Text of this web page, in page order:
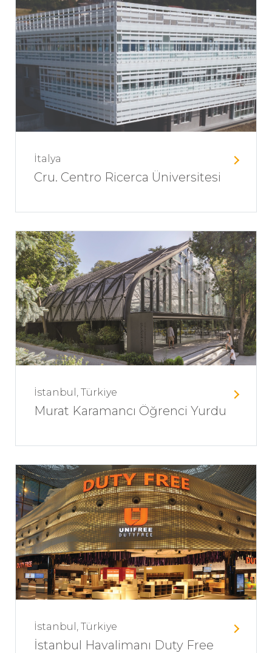
İtalya
Cru. Centro Ricerca Üniversitesi
İstanbul, Türkiye
Murat Karamancı Öğrenci Yurdu
İstanbul, Türkiye
İstanbul Havalimanı Duty Free